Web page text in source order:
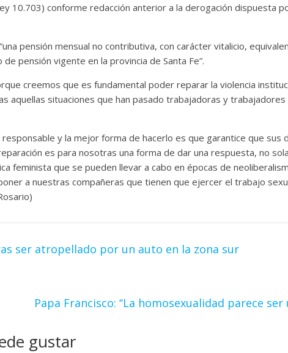
10.703) conforme redacción anterior a la derogación dispuesta
pensión mensual no contributiva, con carácter vitalicio,
pensión vigente en la provincia de Santa Fe”.
creemos que es fundamental poder reparar la violencia
aquellas situaciones que han pasado trabajadoras y trabajadores
y la mejor forma de hacerlo es que garantice que sus
es para nosotras una forma de dar una respuesta, no
feminista que se pueden llevar a cabo en épocas de
a nuestras compañeras que tienen que ejercer el trabajo
ser atropellado por un auto en la zona sur
Papa Francisco: ‘‘La homosexualidad parece ser
gustar